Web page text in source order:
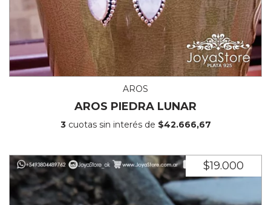
AROS
AROS PIEDRA LUNAR
3cuotas sin interés de $42.666,67
$19.000